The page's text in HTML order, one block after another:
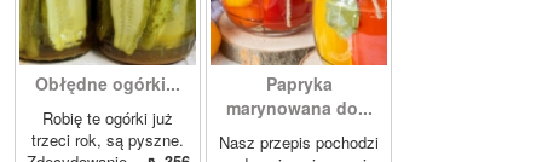
Obłędne ogórki...
Robię te ogórki już
trzeci rok, są pyszne.
Papryka
marynowana do...
Nasz przepis pochodzi